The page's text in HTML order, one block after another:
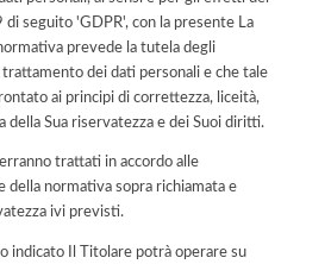
seguito 'GDPR', con la presente La
prevede la tutela degli
dei dati personali e che tale
ai principi di correttezza, liceità,
della Sua riservatezza e dei Suoi diritti.
trattati in accordo alle
della normativa sopra richiamata e
ivi previsti.
indicato Il Titolare potrà operare su